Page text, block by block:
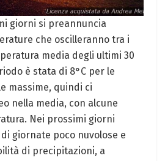
giorni si preannuncia
che oscilleranno tra i
media degli ultimi 30
è stata di 8°C per⁤ le
massime, quindi ci
nella media, con alcune
Nei prossimi giorni
⁣giornate poco nuvolose e
di precipitazioni, a